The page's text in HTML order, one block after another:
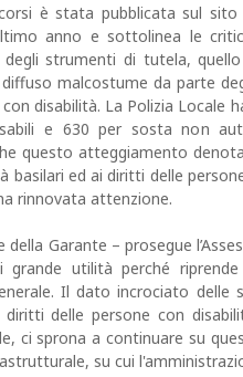
è stata pubblicata sul
anno e sottolinea le
degli strumenti di tutela,
malcostume da parte
disabilità. La Polizia Locale
e 630 per sosta non
questo atteggiamento
basilari ed ai diritti delle
rinnovata attenzione.
della Garante – prosegue
grande utilità perché
Il dato incrociato
delle persone con
ci sprona a continuare su
su cui